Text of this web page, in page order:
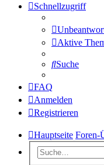
Schnellzugriff
Aktive
Suche
FAQ
Anmelden
Registrieren
Hauptseite Foren-